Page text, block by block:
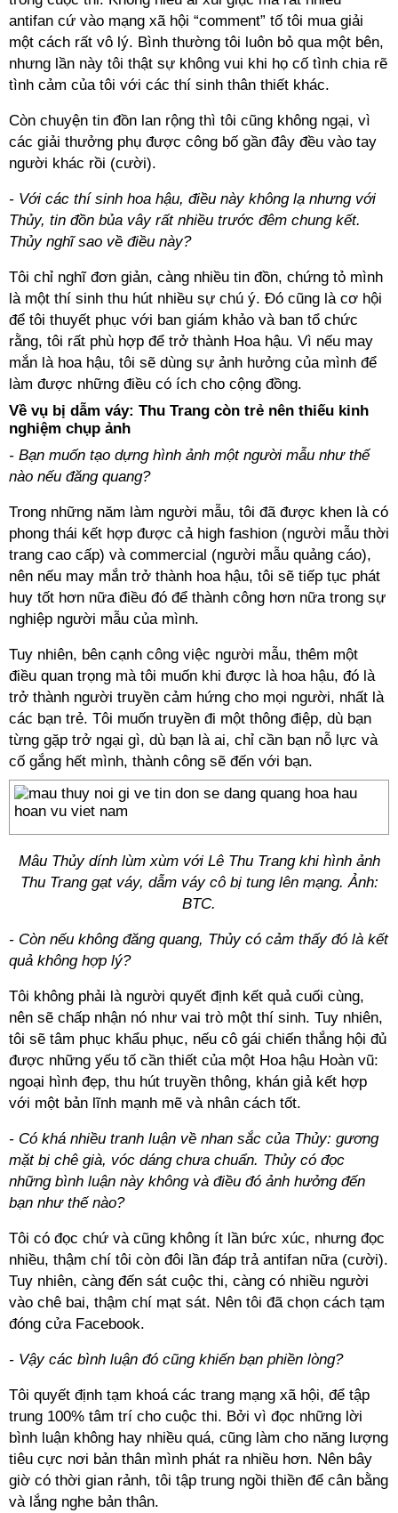
antifan cứ vào mạng xã hội “comment” tố tôi mua giải
một cách rất vô lý. Bình thường tôi luôn bỏ qua một bên,
nhưng lần này tôi thật sự không vui khi họ cố tình chia rẽ
tình cảm của tôi với các thí sinh thân thiết khác.
Còn chuyện tin đồn lan rộng thì tôi cũng không ngại, vì
các giải thưởng phụ được công bố gần đây đều vào tay
người khác rồi (cười).
- Với các thí sinh hoa hậu, điều này không lạ nhưng với
Thủy, tin đồn bủa vây rất nhiều trước đêm chung kết.
Thủy nghĩ sao về điều này?
Tôi chỉ nghĩ đơn giản, càng nhiều tin đồn, chứng tỏ mình
là một thí sinh thu hút nhiều sự chú ý. Đó cũng là cơ hội
để tôi thuyết phục với ban giám khảo và ban tổ chức
rằng, tôi rất phù hợp để trở thành Hoa hậu. Vì nếu may
mắn là hoa hậu, tôi sẽ dùng sự ảnh hưởng của mình để
làm được những điều có ích cho cộng đồng.
Về vụ bị dẫm váy: Thu Trang còn trẻ nên thiếu kinh
nghiệm chụp ảnh
- Bạn muốn tạo dựng hình ảnh một người mẫu như thế
nào nếu đăng quang?
Trong những năm làm người mẫu, tôi đã được khen là có
phong thái kết hợp được cả high fashion (người mẫu thời
trang cao cấp) và commercial (người mẫu quảng cáo),
nên nếu may mắn trở thành hoa hậu, tôi sẽ tiếp tục phát
huy tốt hơn nữa điều đó để thành công hơn nữa trong sự
nghiệp người mẫu của mình.
Tuy nhiên, bên cạnh công việc người mẫu, thêm một
điều quan trọng mà tôi muốn khi được là hoa hậu, đó là
trở thành người truyền cảm hứng cho mọi người, nhất là
các bạn trẻ. Tôi muốn truyền đi một thông điệp, dù bạn
từng gặp trở ngại gì, dù bạn là ai, chỉ cần bạn nỗ lực và
cố gắng hết mình, thành công sẽ đến với bạn.
Mâu Thủy dính lùm xùm với Lê Thu Trang khi hình ảnh
Thu Trang gạt váy, dẫm váy cô bị tung lên mạng. Ảnh:
BTC.
- Còn nếu không đăng quang, Thủy có cảm thấy đó là kết
quả không hợp lý?
Tôi không phải là người quyết định kết quả cuối cùng,
nên sẽ chấp nhận nó như vai trò một thí sinh. Tuy nhiên,
tôi sẽ tâm phục khẩu phục, nếu cô gái chiến thắng hội đủ
được những yếu tố cần thiết của một Hoa hậu Hoàn vũ:
ngoại hình đẹp, thu hút truyền thông, khán giả kết hợp
với một bản lĩnh mạnh mẽ và nhân cách tốt.
- Có khá nhiều tranh luận về nhan sắc của Thủy: gương
mặt bị chê già, vóc dáng chưa chuẩn. Thủy có đọc
những bình luận này không và điều đó ảnh hưởng đến
bạn như thế nào?
Tôi có đọc chứ và cũng không ít lần bức xúc, nhưng đọc
nhiều, thậm chí tôi còn đôi lần đáp trả antifan nữa (cười).
Tuy nhiên, càng đến sát cuộc thi, càng có nhiều người
vào chê bai, thậm chí mạt sát. Nên tôi đã chọn cách tạm
đóng cửa Facebook.
- Vậy các bình luận đó cũng khiến bạn phiền lòng?
Tôi quyết định tạm khoá các trang mạng xã hội, để tập
trung 100% tâm trí cho cuộc thi. Bởi vì đọc những lời
bình luận không hay nhiều quá, cũng làm cho năng lượng
tiêu cực nơi bản thân mình phát ra nhiều hơn. Nên bây
giờ có thời gian rảnh, tôi tập trung ngồi thiền để cân bằng
và lắng nghe bản thân.